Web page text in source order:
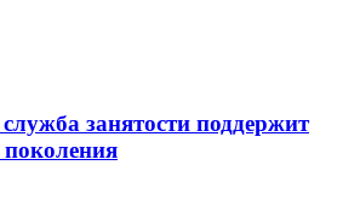
занятости поддержит